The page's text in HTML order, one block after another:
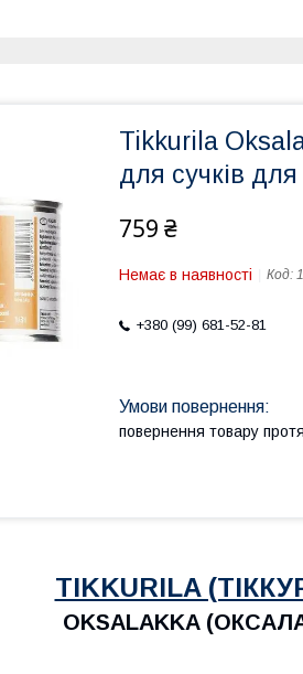
Tikkurila
для сучків
759 ₴
Немає в наявності Код:
+380 (99) 681-52-81
повернення товару
TIKKURILA
OKSALAKKA